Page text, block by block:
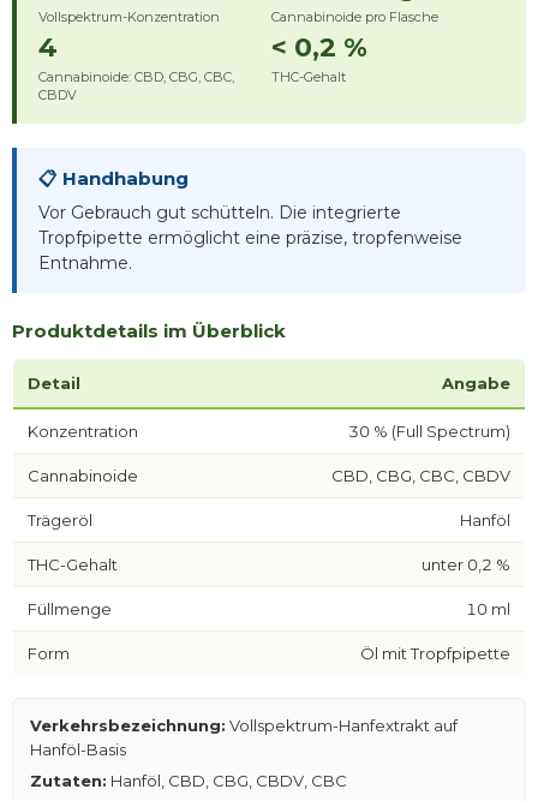
Vollspektrum-Konzentration Cannabinoide pro Flasche
4
Cannabinoide: CBD, CBG, CBC,
CBDV
< 0,2 %
THC-Gehalt
📋 Handhabung
Vor Gebrauch gut schütteln. Die integrierte
Tropfpipette ermöglicht eine präzise, tropfenweise
Entnahme.
Produktdetails im Überblick
Detail Angabe
Konzentration 30 % (Full Spectrum)
Cannabinoide CBD, CBG, CBC, CBDV
Trägeröl Hanföl
THC-Gehalt unter 0,2 %
Füllmenge 10 ml
Form Öl mit Tropfpipette
Verkehrsbezeichnung: Vollspektrum-Hanfextrakt auf
Hanföl-Basis
Zutaten: Hanföl, CBD, CBG, CBDV, CBC